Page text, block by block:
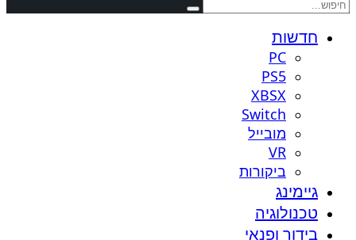
חדשות
PC
PS5
XBSX
Switch
מובייל
VR
ביקורות
גיימינג
טכנולוגיה
בידור ופנאי